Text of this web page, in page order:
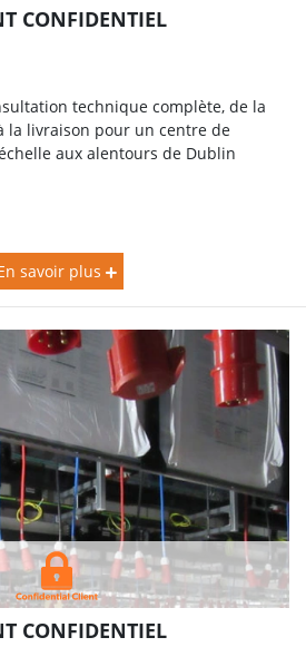
CONFIDENTIEL
technique complète, de la
la livraison pour un centre de
aux alentours de Dublin
savoir plus
CONFIDENTIEL